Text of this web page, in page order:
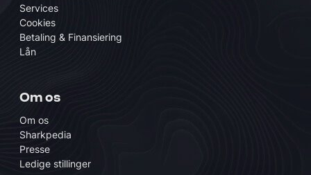
Services
Cookies
Betaling & Finansiering
Lån
Om os
Om os
Sharkpedia
Presse
Ledige stillinger